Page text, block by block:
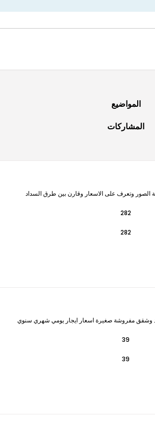
المواضيع
المشاركات
وتعرف على الاسعار وقارن بين طرق السداد
282
282
وشقق مفروشة صغيرة اسعار ايجار يومي شهري سنوي
39
39